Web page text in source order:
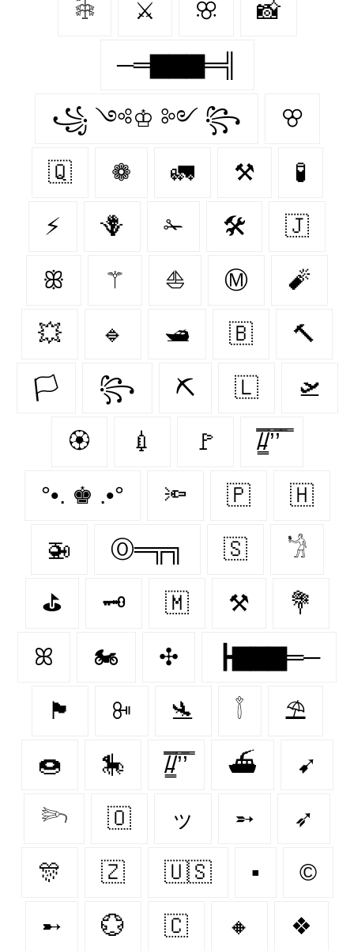
𓇗 ⚔️ ꕣ 📸
─═▇▇▇═╣
꧁ ༺♔ ༻ ꧂ ꕢ
🇶‌ ❁ 🚛 ⚒ 🧪
⚡ 🪻 ✁ 🛠 🇯‌
ꕥ ⚚ ⛵ Ⓜ 🧨
💥 🔹 🛥 🇧‌ 🔨
🏳 ꧂ ⛏ 🇱‌ 🛫
🏵 💉 🚩 /̵͇̿̿/’̿’̿ ̿
°•. ♚ .•° 🔦 🇵‌ 🇭‌
🚁 Ⓞ═╦╗ 🇸‌ 𓁋
⛳ 🗝️ 🇲‌ ⚒️ 💐
ꕤ 🏍️ ✣ ┣▇▇▇═─
🏴 ꔻ 🛬 𓇕 ⛱
🍩 🎠 /̵͇̿̿/’̿’̿ ⛴ ➹
𓆸 🇴‌ ッ ➵ ➶
🎊 🇿‌ 🇺🇸 ▪ ©️
➸ 💮 🇨‌ 🔸 ❖